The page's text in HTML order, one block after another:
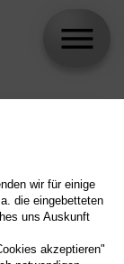
wir für einige
die eingebetteten
uns Auskunft
akzeptieren"